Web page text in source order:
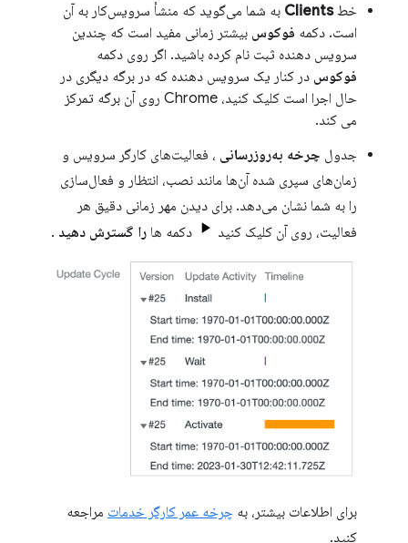
خطClients به شما می‌گوید که منشأ سرویس‌کار به آن
است. دکمه فوکوس بیشتر زمانی مفید است که چندین
سرویس دهنده ثبت نام کرده باشید. اگر روی دکمه
فوکوس در کنار یک سرویس دهنده که در برگه دیگری در
حال اجرا است کلیک کنید، Chrome روی آن برگه تمرکز
می کند.
جدول چرخه به‌روزرسانی ، فعالیت‌های کارگر سرویس و
زمان‌های سپری شده آن‌ها مانند نصب، انتظار و فعال‌سازی
را به شما نشان می‌دهد. برای دیدن مهر زمانی دقیق هر
فعالیت، روی آن کلیک کنید
دکمه ها را گسترش دهید .
برای اطلاعات بیشتر، به چرخه عمر کارگر خدمات مراجعه
کنید.